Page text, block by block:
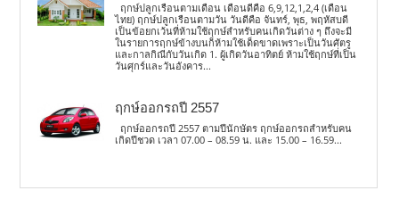
ฤกษ์ปลูกเรือนตามเดือน เดือนดีคือ 6,9,12,1,2,4 (เดือน
ไทย) ฤกษ์ปลูกเรือนตามวัน วันดีคือ จันทร์, พุธ, พฤหัสบดี
เป็นข้อยกเว้นที่ห้ามใช้ฤกษ์สำหรับคนเกิดวันต่าง ๆ ถึงจะมี
ในรายการฤกษ์ข้างบนก็ห้ามใช้เด็ดขาดเพราะเป็นวันศัตรู
และกาลกิณีกับวันเกิด 1. ผู้เกิดวันอาทิตย์ ห้ามใช้ฤกษ์ที่เป็น
วันศุกร์และวันอังคาร...
ฤกษ์ออกรถปี 2557
ฤกษ์ออกรถปี 2557 ตามปีนักษัตร ฤกษ์ออกรถสำหรับคน
เกิดปีชวด เวลา 07.00 – 08.59 น. และ 15.00 – 16.59...